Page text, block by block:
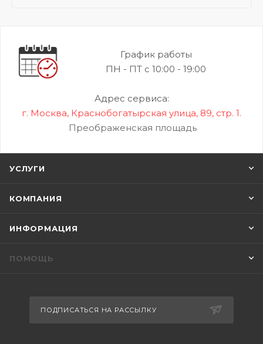
График работы
ПН - ПТ с 10:00 - 19:00
Адрес сервиса:
г. Москва, Краснобогатырская улица, 89, стр. 1.
Преображенская площадь
УСЛУГИ
КОМПАНИЯ
ИНФОРМАЦИЯ
ПОМОЩЬ
ПОДПИСАТЬСЯ НА РАССЫЛКУ